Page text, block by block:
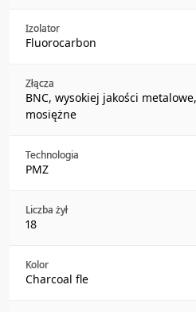
Izolator
Fluorocarbon
Złącza
BNC, wysokiej jakości
mosiężne
Technologia
PMZ
Liczba żył
18
Kolor
Charcoal fle